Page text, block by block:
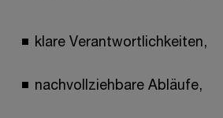
klare Verantwortlichkeiten,
nachvollziehbare Abläufe,